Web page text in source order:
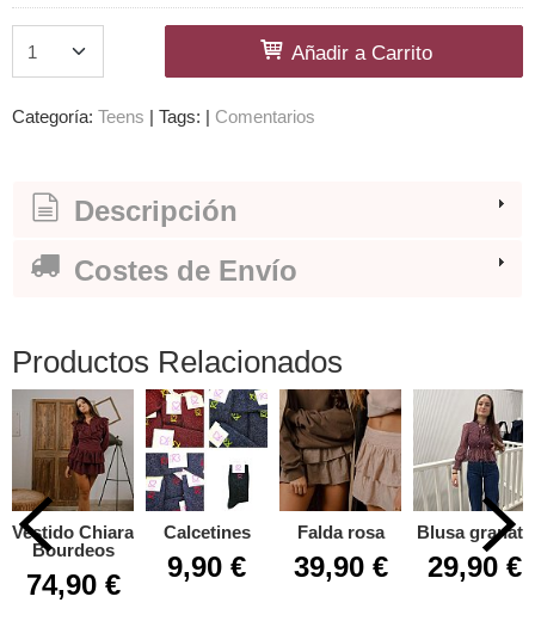
Añadir a Carrito
Categoría: Teens | Tags: | Comentarios
Descripción
Costes de Envío
Productos Relacionados
Vestido Chiara
Bourdeos
74,90 €
Calcetines
9,90 €
Falda rosa
39,90 €
Blusa granate
29,90 €